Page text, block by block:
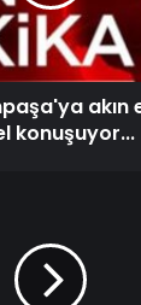
akın
konuşuyor...